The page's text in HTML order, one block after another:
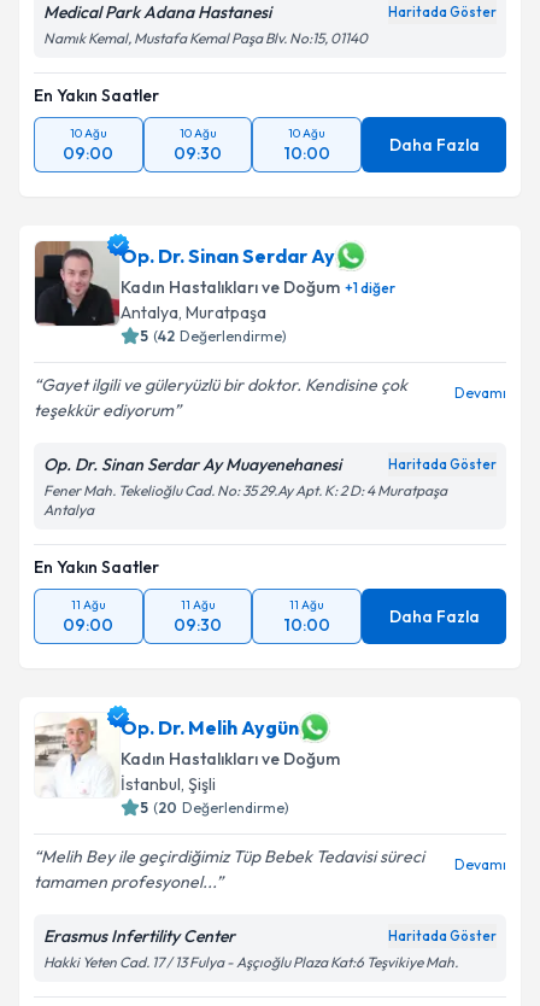
Medical Park Adana Hastanesi Haritada Göster
Namık Kemal, Mustafa Kemal Paşa Blv. No:15, 01140
En Yakın Saatler
10 Ağu
09:00
10 Ağu
09:30
10 Ağu
10:00 Daha Fazla
Op. Dr. Sinan Serdar Ay
Kadın Hastalıkları ve Doğum +1diğer
Antalya, Muratpaşa
5 (42 Değerlendirme)
Gayet ilgili ve güleryüzlü bir doktor. Kendisine çok
teşekkür ediyorum
Devamı
Op. Dr. Sinan Serdar Ay Muayenehanesi Haritada Göster
Fener Mah. Tekelioğlu Cad. No: 35 29.Ay Apt. K: 2 D: 4 Muratpaşa
Antalya
En Yakın Saatler
11 Ağu
09:00
11 Ağu
09:30
11 Ağu
10:00 Daha Fazla
Op. Dr. Melih Aygün
Kadın Hastalıkları ve Doğum
İstanbul, Şişli
5 (20 Değerlendirme)
Melih Bey ile geçirdiğimiz Tüp Bebek Tedavisi süreci
tamamen profesyonel...
Devamı
Erasmus Infertility Center Haritada Göster
Hakki Yeten Cad. 17 / 13 Fulya - Aşçıoğlu Plaza Kat:6 Teşvikiye Mah.